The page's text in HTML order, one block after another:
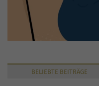
BELIEBTE BEITRÄGE